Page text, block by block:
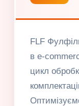
FLF
в e-
цикл